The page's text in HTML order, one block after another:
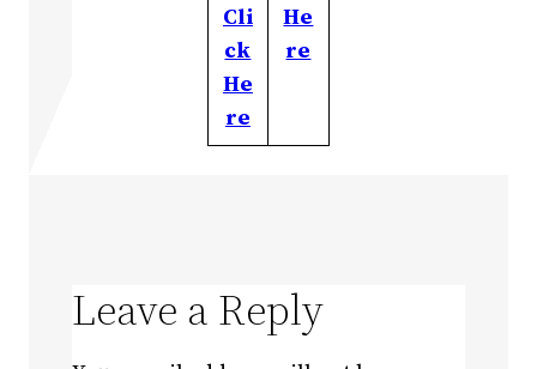
Cli
ck
He
re
He
re
Leave a Reply